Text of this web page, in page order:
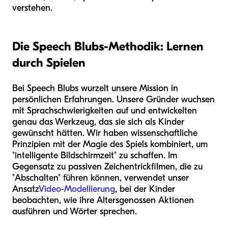
verstehen.
Die Speech Blubs-Methodik: Lernen
durch Spielen
Bei Speech Blubs wurzelt unsere Mission in
persönlichen Erfahrungen. Unsere Gründer wuchsen
mit Sprachschwierigkeiten auf und entwickelten
genau das Werkzeug, das sie sich als Kinder
gewünscht hätten. Wir haben wissenschaftliche
Prinzipien mit der Magie des Spiels kombiniert, um
"intelligente Bildschirmzeit" zu schaffen. Im
Gegensatz zu passiven Zeichentrickfilmen, die zu
"Abschalten" führen können, verwendet unser
AnsatzVideo-Modellierung, bei der Kinder
beobachten, wie ihre Altersgenossen Aktionen
ausführen und Wörter sprechen.